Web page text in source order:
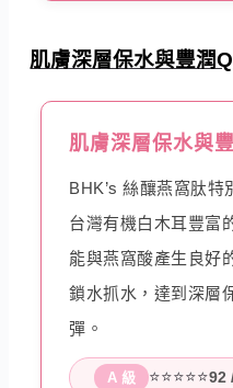
肌膚深層保水與豐潤
肌膚深層保水與
BHK’s 絲釀燕窩肽特
台灣有機白木耳豐富
能與燕窩酸產生良好
鎖水抓水，達到深層
彈。
A 級 ⭐⭐⭐⭐⭐92